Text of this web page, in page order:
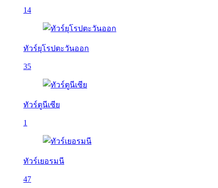
14
ทัวร์ยุโรปตะวันออก
35
ทัวร์ตูนีเซีย
1
ทัวร์เยอรมนี
47